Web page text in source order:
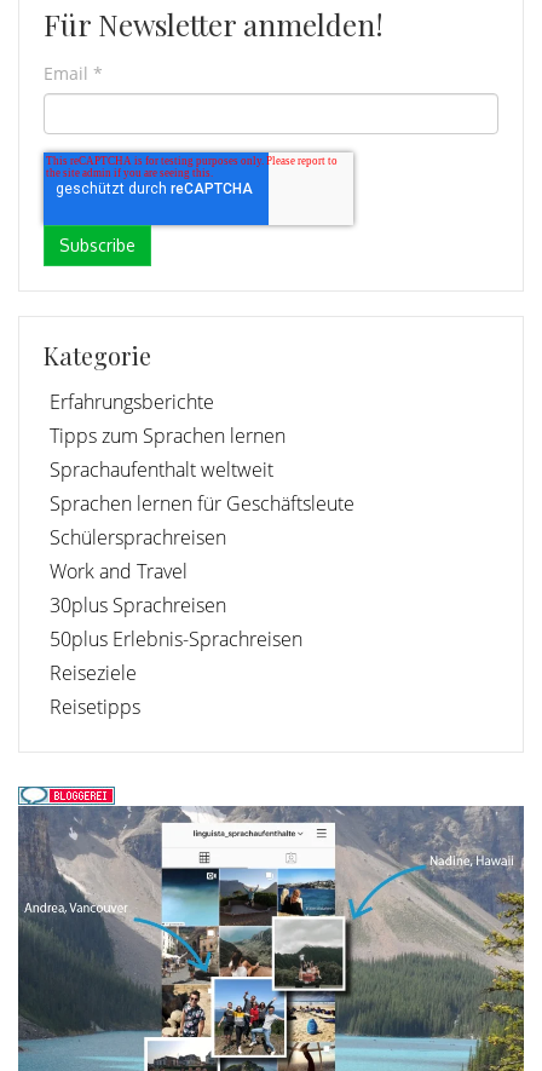
Für Newsletter anmelden!
Email *
Kategorie
Erfahrungsberichte
Tipps zum Sprachen lernen
Sprachaufenthalt weltweit
Sprachen lernen für Geschäftsleute
Schülersprachreisen
Work and Travel
30plus Sprachreisen
50plus Erlebnis-Sprachreisen
Reiseziele
Reisetipps